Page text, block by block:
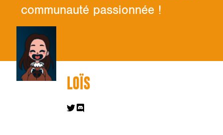
communauté passionnée !
LOÏS